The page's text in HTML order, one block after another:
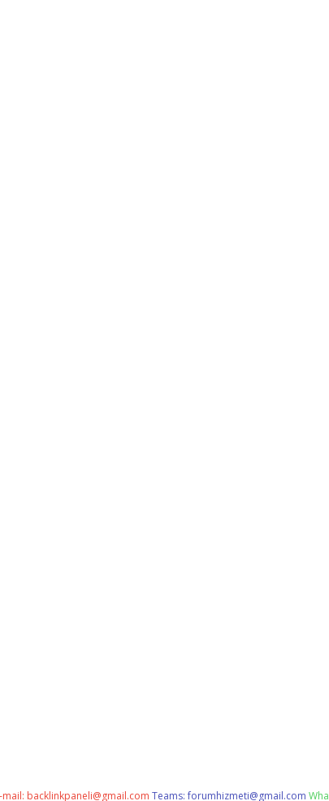
mail: backlinkpaneli@gmail.com Teams:forumhizmeti@gmail.com